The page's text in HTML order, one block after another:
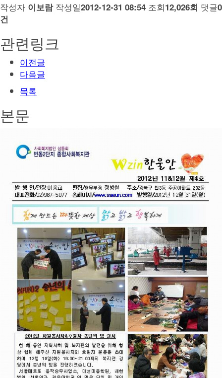
작성자 이보람 작성일2012-12-31 08:54 조회12,026회 댓글0
건
관련링크
이전글
다음글
목록
본문